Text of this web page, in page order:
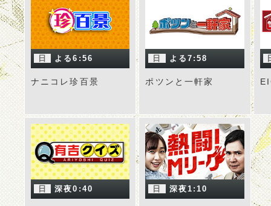
日 よる6:56
ナニコレ珍百景
日 よる7:58
ポツンと一軒家
日 深夜0:40 日 深夜1:10